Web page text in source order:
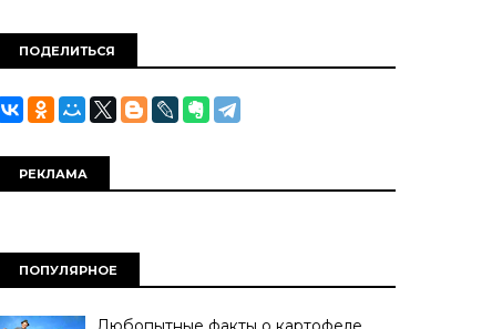
ПОДЕЛИТЬСЯ
РЕКЛАМА
ПОПУЛЯРНОЕ